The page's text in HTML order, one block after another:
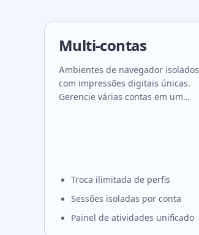
Multi-contas
Ambientes de navegador isolados
com impressões digitais únicas.
Gerencie várias contas em um
Troca ilimitada de perfis
Sessões isoladas por conta
Painel de atividades unificado